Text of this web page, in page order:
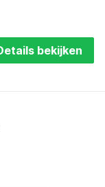
bekijken